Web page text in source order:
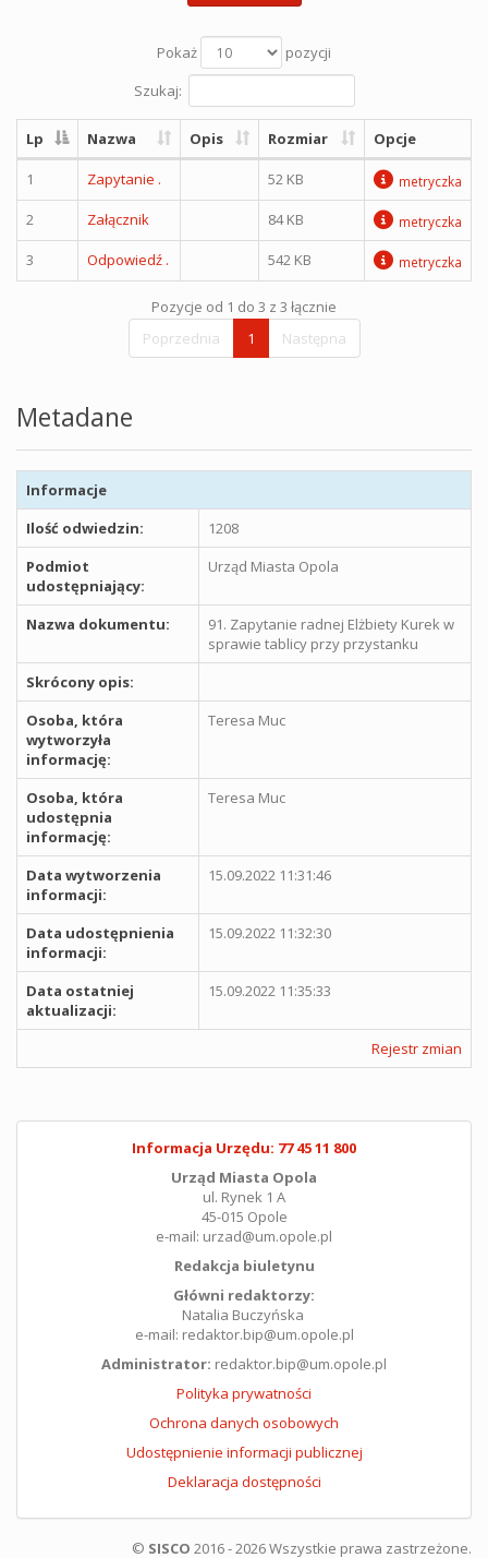
Pokaż
pozycji
Szukaj:
Lp Nazwa Opis Rozmiar Opcje
1 Zapytanie . 52 KB metryczka
2 Załącznik 84 KB metryczka
3 Odpowiedź . 542 KB metryczka
Pozycje od 1 do 3 z 3 łącznie
Poprzednia
1 Następna
Metadane
Informacje
Ilość odwiedzin:
1208
Podmiot
udostępniający:
Urząd Miasta Opola
Nazwa dokumentu:
91. Zapytanie radnej Elżbiety Kurek w
sprawie tablicy przy przystanku
Skrócony opis:
Osoba, która
wytworzyła
informację:
Teresa Muc
Osoba, która
udostępnia
informację:
Teresa Muc
Data wytworzenia
informacji:
15.09.2022 11:31:46
Data udostępnienia
informacji:
15.09.2022 11:32:30
Data ostatniej
aktualizacji:
15.09.2022 11:35:33
Rejestr zmian
Informacja Urzędu: 77 45 11 800
Urząd Miasta Opola
ul. Rynek 1 A
45-015 Opole
e-mail: urzad@um.opole.pl
Redakcja biuletynu
Główni redaktorzy:
Natalia Buczyńska
e-mail: redaktor.bip@um.opole.pl
Administrator: redaktor.bip@um.opole.pl
Polityka prywatności
Ochrona danych osobowych
Udostępnienie informacji publicznej
Deklaracja dostępności
© SISCO 2016 - 2026 Wszystkie prawa zastrzeżone.